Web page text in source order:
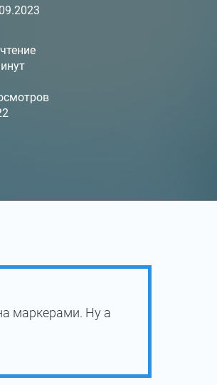
маркерами. Ну а